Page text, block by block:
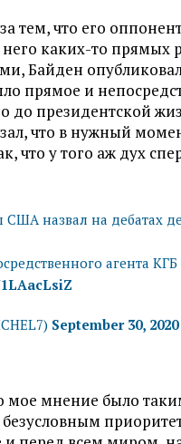
тем, что его
него каких-то
Байден
прямое и
до президентской
что в нужный
что у того аж дух
США назвал на дебатах
агента
September 30, 2020
мое мнение было
безусловным